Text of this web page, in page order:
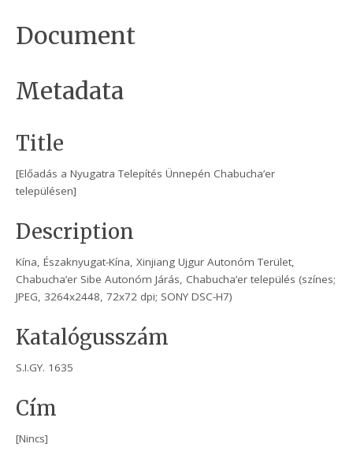
Document
Metadata
Title
[Előadás a Nyugatra Telepítés Ünnepén Chabucha’er
településen]
Description
Kína, Északnyugat-Kína, Xinjiang Ujgur Autonóm Terület,
Chabucha’er Sibe Autonóm Járás, Chabucha’er település (színes;
JPEG, 3264x2448, 72x72 dpi; SONY DSC-H7)
Katalógusszám
S.I.GY. 1635
Cím
[Nincs]